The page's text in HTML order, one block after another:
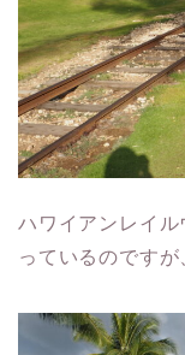
ハワイアンレイ
っているのですが